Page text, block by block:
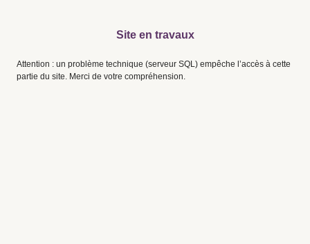
Site en travaux
Attention : un problème technique (serveur SQL) empêche l’accès à cette
partie du site. Merci de votre compréhension.